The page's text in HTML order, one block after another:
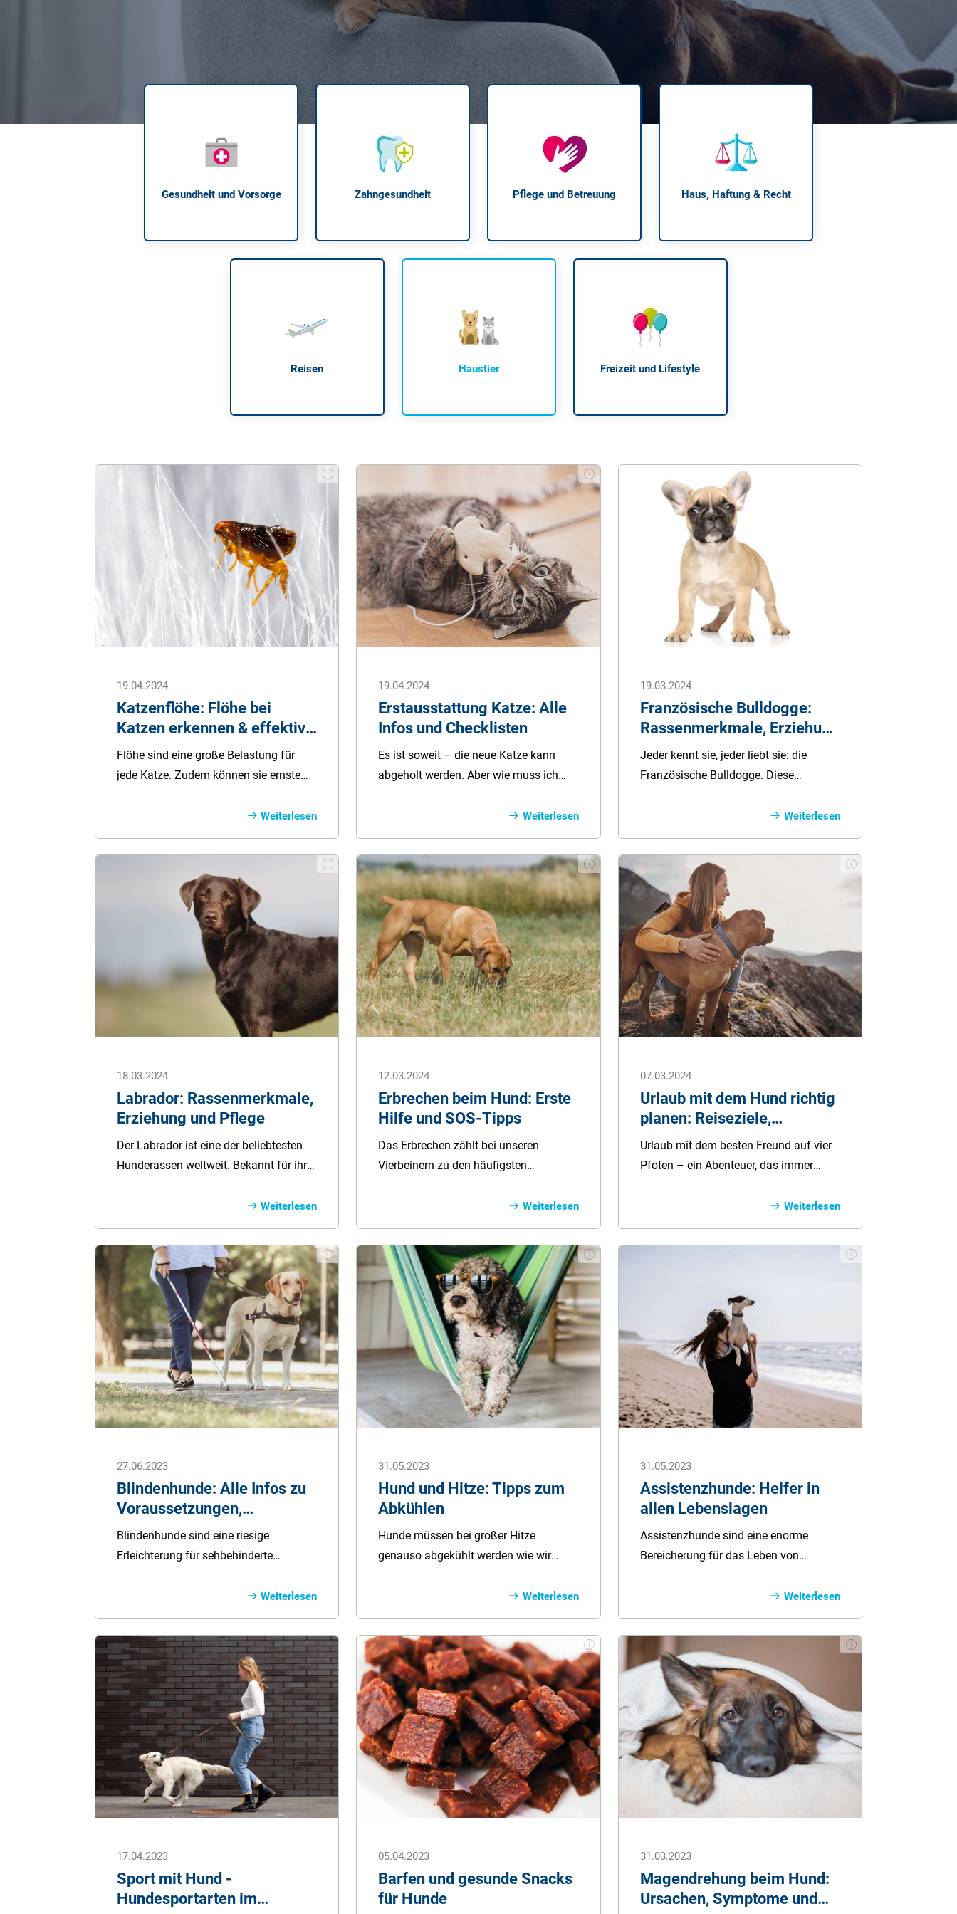
Zahnzusatzversicherung für Kinder
Rasseportrait des Dackels
Tierarztkosten für Hunde 2025
Listenhunde in Deutschland
Krank im Urlaub
Reiseapotheke
Urlaub mit Kindern
Das neue Elterngeld
Das Zuhause absichern
Kurzschluss und Überspannung
Rauchmelder können Leben retten
Gesundheit und Vorsorge Zahngesundheit Pflege und Betreuung Haus, Haftung & Recht
Reisen Haustier Freizeit und Lifestyle
19.04.2024
Katzenflöhe: Flöhe bei
Katzen erkennen & effektiv
bekämpfen
Flöhe sind eine große Belastung für
jede Katze. Zudem können sie ernste
befallen auch andere im Haushalt
lebende Tiere, wie zum Beispiel den
Hund. Selbst der Mensch kann Opfer
der kleinen Blutsauger werden.
Weiterlesen
19.04.2024
Erstausstattung Katze: Alle
Infos und Checklisten
Es ist soweit – die neue Katze kann
abgeholt werden. Aber wie muss ich
einstellen? Was braucht eine Katze?
Unzählige Produkte sind im Bereich
Katzenzubehör verfügbar. Dabei ist die
nötige Grundausstattung
vergleichsweise überschaubar.
Weiterlesen
19.03.2024
Französische Bulldogge:
Rassenmerkmale, Erziehung
und Pflege
Jeder kennt sie, jeder liebt sie: die
Französische Bulldogge. Diese
Hunderasse erlebt seit Jahren einen
regelrechten Hype und wird von vielen
Menschen aufgrund des süßen
Knautschgesichtes und der liebevollen
Art zum Teil der Familie gemacht. Der
Kauf eines Frenchies ist jedoch
umstritten, da es sich um eine
Qualzucht handelt und das süße Tier
unter vielen gesundheitlichen
Problemen leiden kann. Alle Infos zur
Französischen Bulldogge und was es
beim Kauf des knuffigen Hundes zu
Weiterlesen
18.03.2024
Labrador: Rassenmerkmale,
Erziehung und Pflege
Der Labrador ist eine der beliebtesten
Hunderassen weltweit. Bekannt für ihre
und Intelligenz, haben Labradore einen
besonderen Platz in den Herzen von
Hundefreun&shy;den erobert. In diesem
Ratgeber werden wir Ihnen die
einzigartigen Eigenschaften, alles rund
ums Thema Pflege und Aktivitäten, die
Geschichte und wei&shy;tere
interessante Fakten über die Rasse
erläutern.
Weiterlesen
12.03.2024
Erbrechen beim Hund: Erste
Hilfe und SOS-Tipps
Das Erbrechen zählt bei unseren
Vierbeinern zu den häufigsten
meisten Fällen besteht kein Grund zur
Sorge. Allerdings können auch
gefährliche Erkrankungen
dahinterstecken, die lebensbedrohlich
werden können. Damit Sie die Ursachen
kennen und wissen, wann Sie am
besten zum Tierarzt gehen sollten,
haben wir hier alles Wichtige für Sie
zusammengefasst.
Weiterlesen
07.03.2024
Urlaub mit dem Hund richtig
planen: Reiseziele,
Checklisten & vieles mehr
Urlaub mit dem besten Freund auf vier
Pfoten – ein Abenteuer, das immer
Doch bevor die Reise beginnt, gibt es
einiges zu bedenken, um
sicherzustellen, dass sowohl Sie als
erleben. In unserem Ratgeber geben wir
Ihnen wertvolle Tipps, damit Ihr Urlaub
mit Hund zu einem unvergesslichen
Erlebnis wird.
Weiterlesen
27.06.2023
Blindenhunde: Alle Infos zu
Voraussetzungen,
Ausbildung und Kosten
Blindenhunde sind eine riesige
Erleichterung für sehbehinderte
treusten Begleiter. Da die Ausbildung
eines Blindenhundes hartes und
konzentriertes Training erfordert, sind
die Kosten für den helfenden Vierbeiner
sehr hoch. Wir haben hier alle wichtigen
Informationen rund ums Thema
Blindenhund für Sie zusammengefasst.
Weiterlesen
31.05.2023
Hund und Hitze: Tipps zum
Abkühlen
Hunde müssen bei großer Hitze
genauso abgekühlt werden wie wir
sehr wenige Schweißdrüsen besitzen,
müssen Hundehalter in der heißen
Jahreszeit einiges beachten.
Weiterlesen
31.05.2023
Assistenzhunde: Helfer in
allen Lebenslagen
Assistenzhunde sind eine enorme
Bereicherung für das Leben von
Menschen. Sie helfen in verschiedenen
Lebenslagen, warum das so ist und
welche Unterschiede es gibt, erfahren
Sie in diesem Ratgeber.
Weiterlesen
17.04.2023
Sport mit Hund -
Hundesportarten im
05.04.2023
Barfen und gesunde Snacks
für Hunde
31.03.2023
Magendrehung beim Hund:
Ursachen, Symptome und